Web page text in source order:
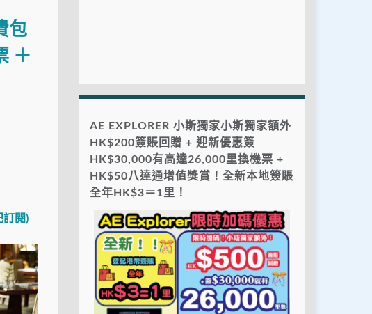
包
＋
訂閱)
AE EXPLORER 小斯獨家小斯獨家額外
HK$200簽賬回贈 + 迎新優惠簽
HK$30,000有高達26,000里換機票 +
HK$50八達通增值獎賞！全新本地簽賬
全年HK$3＝1里！